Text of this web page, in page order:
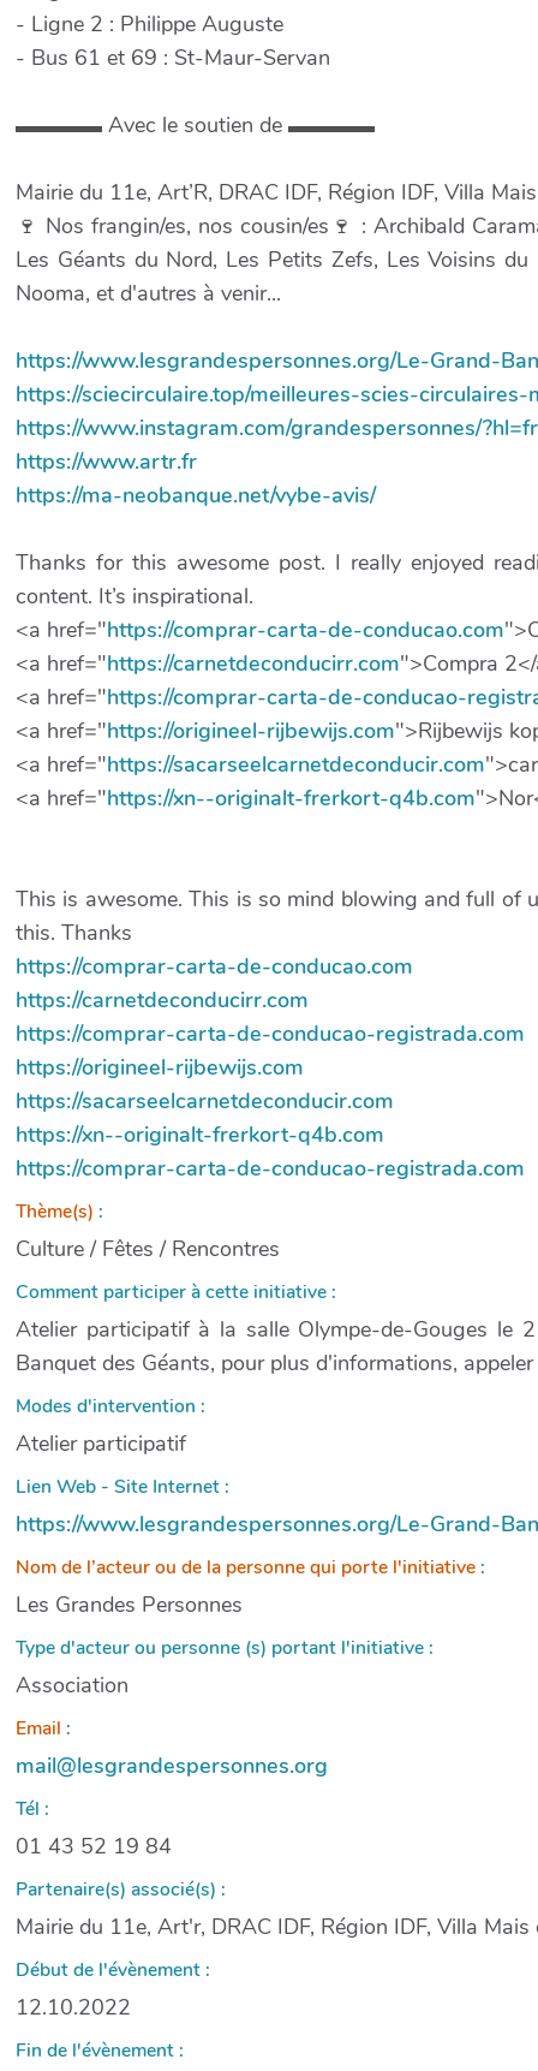
- Ligne 2 : Philippe Auguste
- Bus 61 et 69 : St-Maur-Servan
▬▬▬▬ Avec le soutien de ▬▬▬▬
Mairie du 11e, Art’R, DRAC IDF, Région IDF, Villa Mais
🍷 Nos frangin/es, nos cousin/es🍷 : Archibald
Les Géants du Nord, Les Petits Zefs, Les Voisins
Nooma, et d'autres à venir...
https://www.lesgrandespersonnes.org/Le-Grand-
https://sciecirculaire.top/meilleures-scies-circulaires-
https://www.instagram.com/grandespersonnes/?hl=fr
https://www.artr.fr
https://ma-neobanque.net/vybe-avis/
Thanks for this awesome post. I really enjoyed
content. It’s inspirational.
<a href="https://comprar-carta-de-conducao.com
<a href="https://carnetdeconducirr.com">Compra
<a href="https://comprar-carta-de-conducao-
<a href="https://origineel-rijbewijs.com">Rijbewijs
<a href="https://sacarseelcarnetdeconducir.com
<a href="https://xn--originalt-frerkort-q4b.com
This is awesome. This is so mind blowing and full of
this. Thanks
https://comprar-carta-de-conducao.com
https://carnetdeconducirr.com
https://comprar-carta-de-conducao-registrada.com
https://origineel-rijbewijs.com
https://sacarseelcarnetdeconducir.com
https://xn--originalt-frerkort-q4b.com
https://comprar-carta-de-conducao-registrada.com
Thème(s) :
Culture / Fêtes / Rencontres
Comment participer à cette initiative :
Atelier participatif à la salle Olympe-de-Gouges le
Banquet des Géants, pour plus d'informations,
Modes d'intervention :
Atelier participatif
Lien Web - Site Internet :
https://www.lesgrandespersonnes.org/Le-Grand-
Nom de l’acteur ou de la personne qui porte l'initiative :
Les Grandes Personnes
Type d'acteur ou personne (s) portant l'initiative :
Association
Email :
mail@lesgrandespersonnes.org
Tél :
01 43 52 19 84
Partenaire(s) associé(s) :
Mairie du 11e, Art'r, DRAC IDF, Région IDF, Villa Mais
Début de l'évènement :
12.10.2022
Fin de l'évènement :